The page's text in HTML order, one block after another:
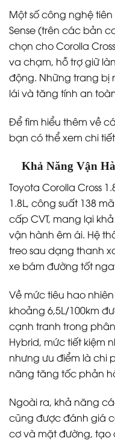
Một số công nghệ
Sense (trên các bản
chọn cho Corolla
va chạm, hỗ trợ giữ
động. Những trang bị
lái và tăng tính an
Để tìm hiểu thêm về
bạn có thể xem chi
Khả Năng Vận
Toyota Corolla Cross
1.8L, công suất 138
cấp CVT, mang lại
vận hành êm ái. Hệ
treo sau dạng thanh
xe bám đường tốt
Về mức tiêu hao
khoảng 6,5L/100km
cạnh tranh trong phân
Hybrid, mức tiết kiệm
nhưng ưu điểm là chi
năng tăng tốc phản
Ngoài ra, khả năng
cũng được đánh giá
cơ và mặt đường, tạo